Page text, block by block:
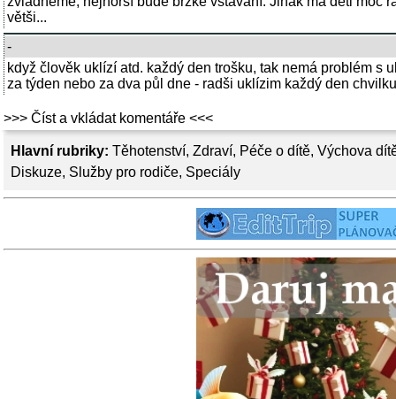
Hlavní rubriky: Těhotenství, Zdraví, Péče o dítě, Výchova
Diskuze, Služby pro rodiče, Speciály
větši...
-
když člověk uklízí atd. každý den trošku, tak nemá problém s
za týden nebo za dva půl dne - radši uklízim každý den
>>> Číst a vkládat komentáře <<<